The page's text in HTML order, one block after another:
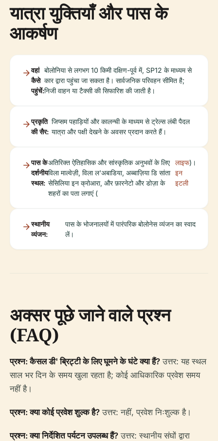
यात्रा युक्तियाँ और पास के
आकर्षण
वहां
कैसे
पहुंचें:
बोलोनिया से लगभग 10 किमी दक्षिण-पूर्व में, SP12 के माध्यम से
कार द्वारा पहुंचा जा सकता है। सार्वजनिक परिवहन सीमित है;
निजी वाहन या टैक्सी की सिफारिश की जाती है।
प्रकृति
की सैर:
जिप्सम पहाड़ियों और कालन्ची के माध्यम से ट्रेल्स लंबी पैदल
यात्रा और पक्षी देखने के अवसर प्रदान करते हैं।
पास के
दर्शनीय
स्थल:
अतिरिक्त ऐतिहासिक और सांस्कृतिक अनुभवों के लिए
विला माल्वेज़ी, विला ल'अबाडिया, अब्बाज़िया डि सांता
सेसिलिया इन क्रोआरा, और फ़ारनेटो और डोज़ा के
शहरों का पता लगाएं (
लाइफ
इन
इटली
)।
स्थानीय
व्यंजन:
पास के भोजनालयों में पारंपरिक बोलोनेस व्यंजन का स्वाद
लें।
अक्सर पूछे जाने वाले प्रश्न
(FAQ)
प्रश्न: कैसल डी' ब्रिट्टी के लिए घूमने के घंटे क्या हैं? उत्तर: यह स्थल
साल भर दिन के समय खुला रहता है; कोई आधिकारिक प्रवेश समय
नहीं है।
प्रश्न: क्या कोई प्रवेश शुल्क है? उत्तर: नहीं, प्रवेश निःशुल्क है।
प्रश्न: क्या निर्देशित पर्यटन उपलब्ध हैं? उत्तर: स्थानीय संघों द्वारा